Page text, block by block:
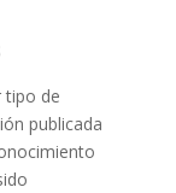
tipo de
publicada